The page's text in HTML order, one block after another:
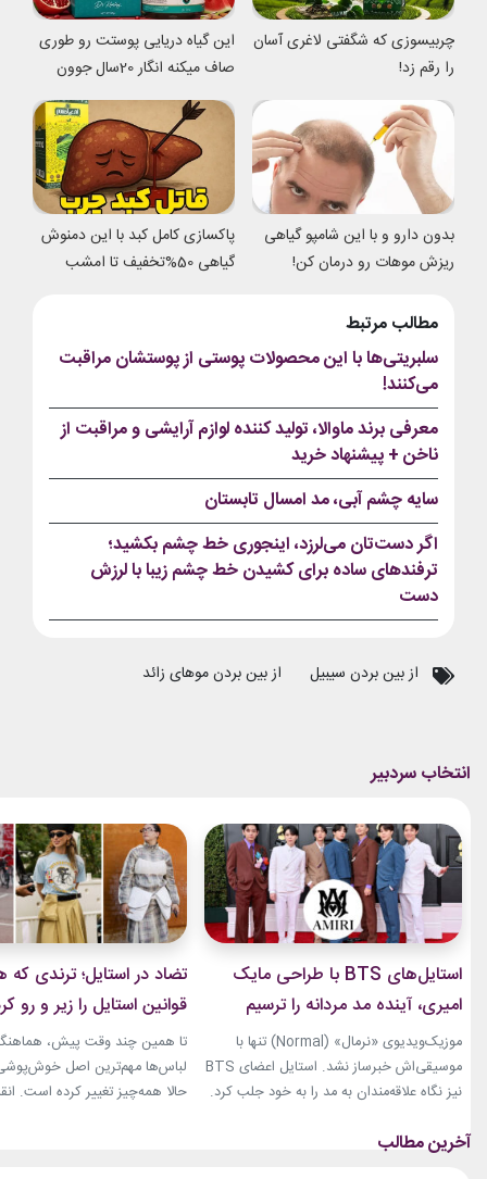
چربیسوزی که شگفتی لاغری آسان
را رقم زد!
این گیاه دریایی پوستت رو طوری
صاف میکنه انگار 20سال جوون
شدی
بدون دارو و با این شامپو گیاهی
ریزش موهات رو درمان کن!
پاکسازی کامل کبد با این دمنوش
گیاهی 50%تخفیف تا امشب
مطالب مرتبط
سلبریتی‌ها با این محصولات پوستی از پوستشان مراقبت
می‌کنند!
معرفی برند ماوالا، تولید کننده لوازم آرایشی و مراقبت از
ناخن + پیشنهاد خرید
سایه چشم آبی، مد امسال تابستان
اگر دست‌تان می‌لرزد، اینجوری خط چشم بکشید؛
ترفندهای ساده برای کشیدن خط چشم زیبا با لرزش
دست
از بین بردن سیبیل از بین بردن موهای زائد
استایل‌های BTS با طراحی مایک
امیری، آینده مد مردانه را ترسیم
کردند
موزیک‌ویدیوی «نرمال» (Normal) تنها با
موسیقی‌اش خبرساز نشد. استایل اعضای BTS
نیز نگاه علاقه‌مندان به مد را به خود جلب کرد.
(Amiri)، متعلق به طراح آمریکاییِ ایرانی‌تبار،
تضاد در استایل؛ ترندی
قوانین استایل را زیر و رو
تا همین چند وقت پیش،
لباس‌ها مهم‌ترین اصل خوش‌پوشی
حالا همه‌چیز تغییر کرده است.